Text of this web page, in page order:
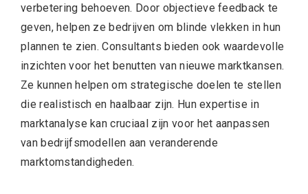
verbetering behoeven. Door objectieve feedback te
geven, helpen ze bedrijven om blinde vlekken in hun
plannen te zien. Consultants bieden ook waardevolle
inzichten voor het benutten van nieuwe marktkansen.
Ze kunnen helpen om strategische doelen te stellen
die realistisch en haalbaar zijn. Hun expertise in
marktanalyse kan cruciaal zijn voor het aanpassen
van bedrijfsmodellen aan veranderende
marktomstandigheden.